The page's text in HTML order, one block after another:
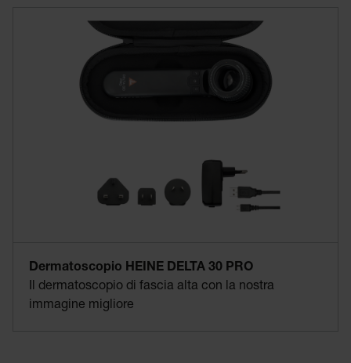
Dermatoscopio HEINE DELTA 30 PRO
Il dermatoscopio di fascia alta con la nostra
immagine migliore